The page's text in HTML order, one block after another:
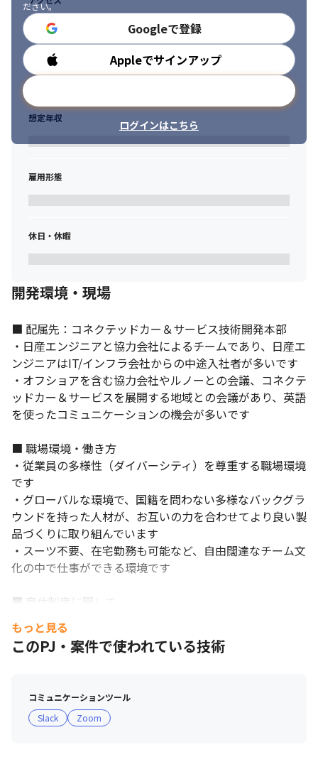
ださい。
Googleで登録
Appleでサインアップ
ログインはこちら
勤務時間
想定年収
雇用形態
休日・休暇
開発環境・現場
■ 配属先：コネクテッドカー＆サービス技術開発本部
・日産エンジニアと協力会社によるチームであり、日産エ
ンジニアはIT/インフラ会社からの中途入社者が多いです
・オフショアを含む協力会社やルノーとの会議、コネクテ
ッドカー＆サービスを展開する地域との会議があり、英語
を使ったコミュニケーションの機会が多いです
■ 職場環境・働き方
・従業員の多様性（ダイバーシティ）を尊重する職場環境
です
・グローバルな環境で、国籍を問わない多様なバックグラ
ウンドを持った人材が、お互いの力を合わせてより良い製
品づくりに取り組んでいます
・スーツ不要、在宅勤務も可能など、自由闊達なチーム文
化の中で仕事ができる環境です
■ 育休制度に関して
・子供が2才に到達した後の4月末までを限度とし、従業
員が申し出た期間で休職することが可能な育児休職制度を
導入しています
者が出産した男性従業員数）
もっと見る
このPJ・案件で使われている技術
コミュニケーションツール
Slack
Zoom